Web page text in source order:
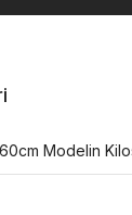
Modelin